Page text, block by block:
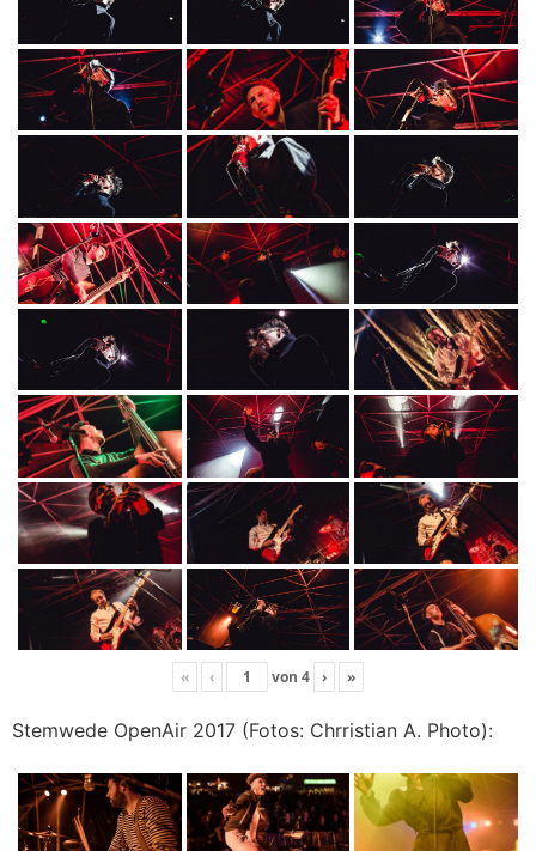
« ‹ von 4 › »
Stemwede OpenAir 2017 (Fotos: Chrristian A. Photo):